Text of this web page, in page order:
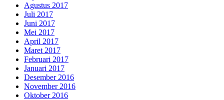
Agustus 2017
Juli 2017
Juni 2017
Mei 2017
April 2017
Maret 2017
Februari 2017
Januari 2017
Desember 2016
November 2016
Oktober 2016